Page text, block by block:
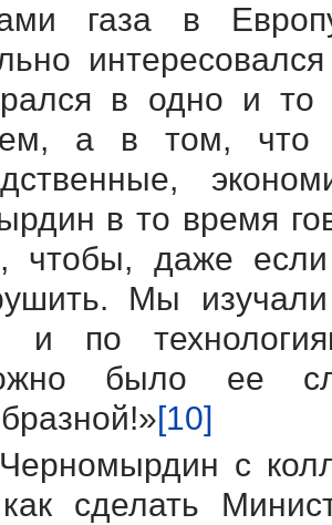
газа в
в одно и
а в том, что
в то время
чтобы, даже
Мы
и по
было ее
[10]
с
сделать